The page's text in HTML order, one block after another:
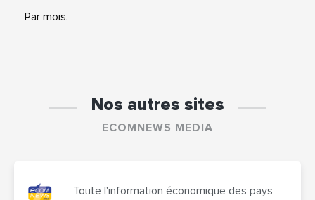
Par mois.
Nos autres sites
ECOMNEWS MEDIA
Toute l'information économique des pays